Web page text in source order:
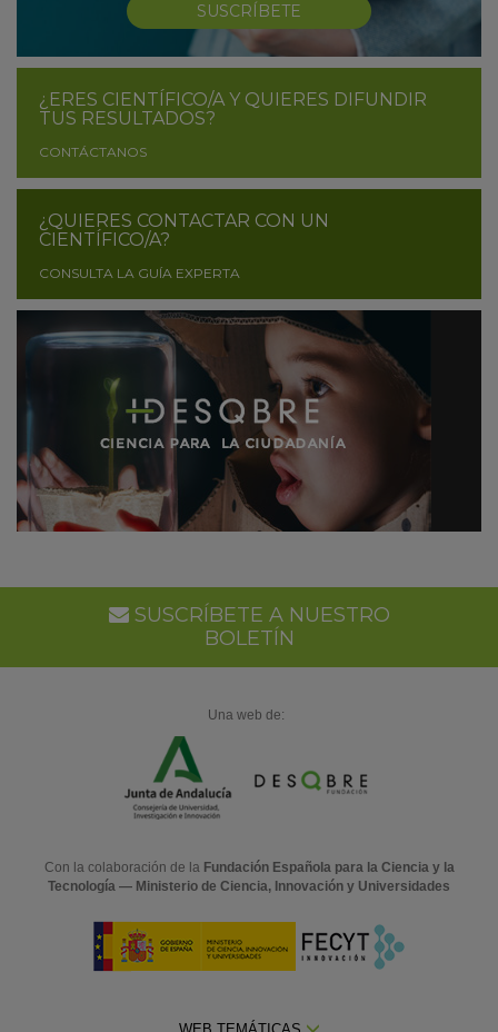
SUSCRÍBETE
¿ERES CIENTÍFICO/A Y QUIERES DIFUNDIR
TUS RESULTADOS?
CONTÁCTANOS
¿QUIERES CONTACTAR CON UN
CIENTÍFICO/A?
CONSULTA LA GUÍA EXPERTA
SUSCRÍBETE A NUESTRO
BOLETÍN
Una web de:
Con la colaboración de la Fundación Española para la Ciencia y la
Tecnología — Ministerio de Ciencia, Innovación y Universidades